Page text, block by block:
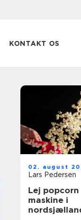
KONTAKT OS
02. august
Lars Pedersen
Lej popcorn
maskine i